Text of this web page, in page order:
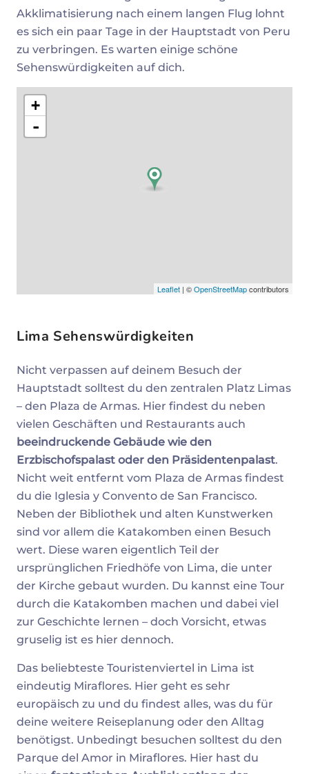
Akklimatisierung nach einem langen Flug lohnt
es sich ein paar Tage in der Hauptstadt von Peru
zu verbringen. Es warten einige schöne
Sehenswürdigkeiten auf dich.
+
-
Leaflet | ©OpenStreetMapcontributors
Lima Sehenswürdigkeiten
Nicht verpassen auf deinem Besuch der
Hauptstadt solltest du den zentralen Platz Limas
– den Plaza de Armas. Hier findest du neben
vielen Geschäften und Restaurants auch
beeindruckende Gebäude wie den
Erzbischofspalast oder den Präsidentenpalast.
Nicht weit entfernt vom Plaza de Armas findest
du die Iglesia y Convento de San Francisco.
Neben der Bibliothek und alten Kunstwerken
sind vor allem die Katakomben einen Besuch
wert. Diese waren eigentlich Teil der
ursprünglichen Friedhöfe von Lima, die unter
der Kirche gebaut wurden. Du kannst eine Tour
durch die Katakomben machen und dabei viel
zur Geschichte lernen – doch Vorsicht, etwas
gruselig ist es hier dennoch.
Das beliebteste Touristenviertel in Lima ist
eindeutig Miraflores. Hier geht es sehr
europäisch zu und du findest alles, was du für
deine weitere Reiseplanung oder den Alltag
benötigst. Unbedingt besuchen solltest du den
Parque del Amor in Miraflores. Hier hast du